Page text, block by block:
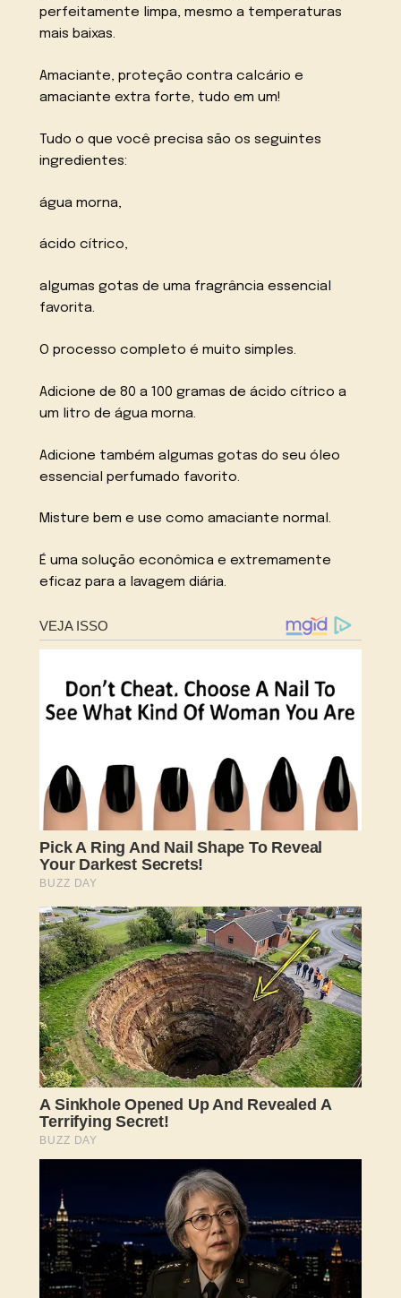
perfeitamente limpa, mesmo a temperaturas
mais baixas.
Amaciante, proteção contra calcário e
amaciante extra forte, tudo em um!
Tudo o que você precisa são os seguintes
ingredientes:
água morna,
ácido cítrico,
algumas gotas de uma fragrância essencial
favorita.
O processo completo é muito simples.
Adicione de 80 a 100 gramas de ácido cítrico a
um litro de água morna.
Adicione também algumas gotas do seu óleo
essencial perfumado favorito.
Misture bem e use como amaciante normal.
É uma solução econômica e extremamente
eficaz para a lavagem diária.